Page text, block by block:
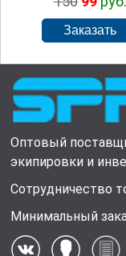
Оптовый
экипировки и
Сотрудничество
Минимальный